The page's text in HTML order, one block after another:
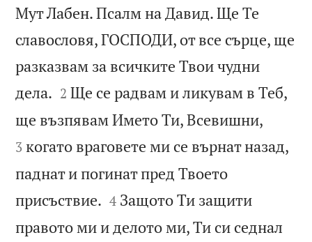
Мут Лабен. Псалм на Давид. Ще Те
славословя, ГОСПОДИ, от все сърце, ще
разказвам за всичките Твои чудни
дела. 

2 Ще се радвам и ликувам в Теб,
ще възпявам Името Ти, Всевишни,
3 когато враговете ми се върнат назад,
паднат и погинат пред Твоето
присъствие. 

4 Защото Ти защити
правото ми и делото ми, Ти си седнал